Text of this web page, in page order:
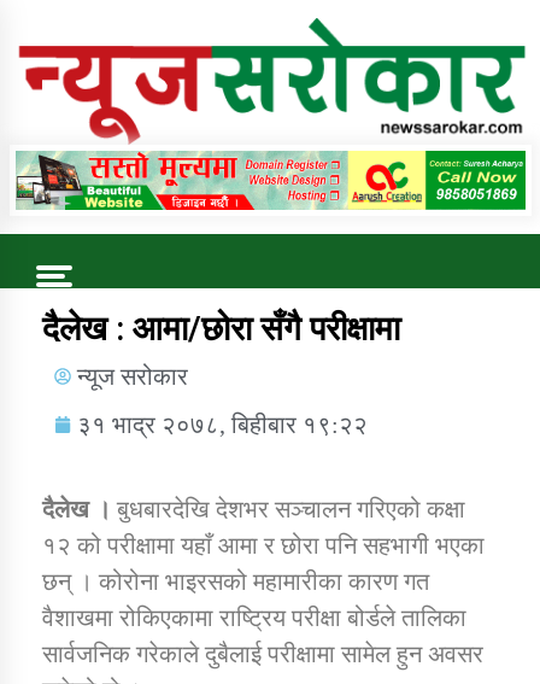
Online News Portal
Trending Now
डिभिजन कार्यालय जुम्लाको सुचना सन्देश
दैलेख : आमा/छोरा सँगै परीक्षामा
न्यूज सरोकार
३१ भाद्र २०७८, बिहीबार १९:२२
दैलेख ।बुधबारदेखि देशभर सञ्चालन गरिएको कक्षा
१२ को परीक्षामा यहाँ आमा र छोरा पनि सहभागी भएका
छन् । कोरोना भाइरसको महामारीका कारण गत
वैशाखमा रोकिएकामा राष्ट्रिय परीक्षा बोर्डले तालिका
सार्वजनिक गरेकाले दुबैलाई परीक्षामा सामेल हुन अवसर